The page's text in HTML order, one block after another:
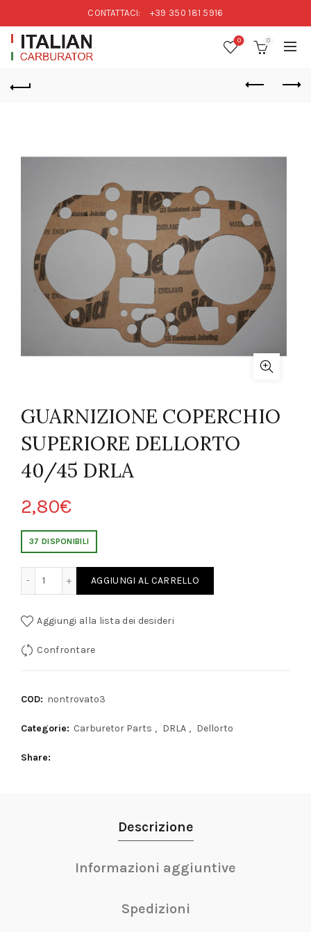
CONTATTACI: +39 350 181 5916
0 0
GUARNIZIONE COPERCHIO
SUPERIORE DELLORTO
40/45 DRLA
2,80€
37 DISPONIBILI
AGGIUNGI AL CARRELLO
Aggiungi alla lista dei desideri
Confrontare
COD: nontrovato3
Categorie: Carburetor Parts , DRLA , Dellorto
Share
Descrizione
Informazioni aggiuntive
Spedizioni